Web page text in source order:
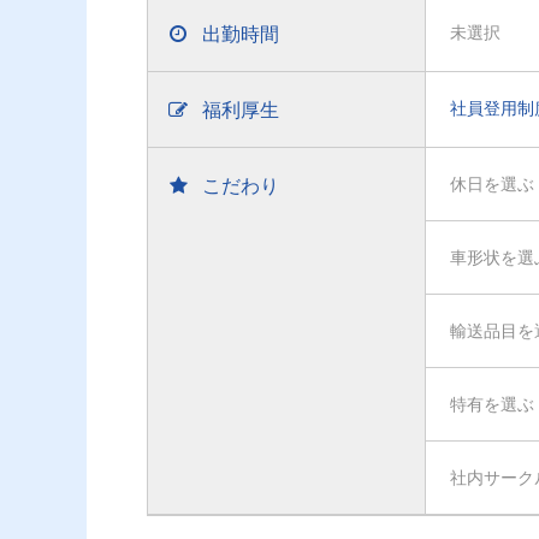
出勤時間 未選択
福利厚生 社員登用制
こだわり 休日を選ぶ
車形状を選
輸送品目を
特有を選ぶ
社内サーク